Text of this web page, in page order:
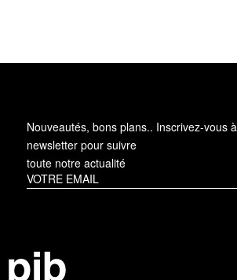
Nouveautés, bons plans.. Inscrivez-vous à
newsletter pour suivre
toute notre actualité